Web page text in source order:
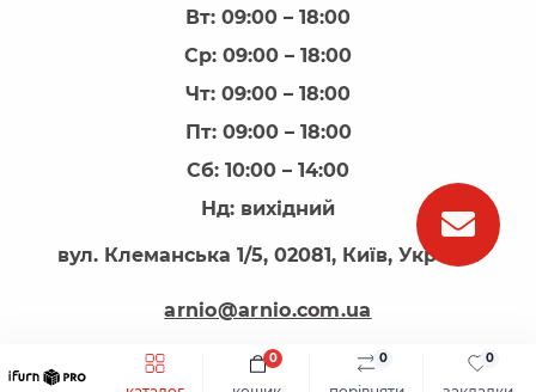
0 0
0
Вт: 09:00 – 18:00
Ср: 09:00 – 18:00
Чт: 09:00 – 18:00
Пт: 09:00 – 18:00
Сб: 10:00 – 14:00
Нд: вихідний
вул. Клеманська 1/5, 02081, Київ, Україна
arnio@arnio.com.ua